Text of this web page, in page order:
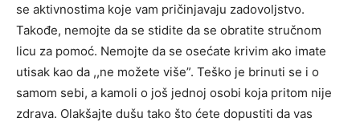
se aktivnostima koje vam pričinjavaju zadovoljstvo.
Takođe, nemojte da se stidite da se obratite stručnom
licu za pomoć. Nemojte da se osećate krivim ako imate
utisak kao da ,,ne možete više”. Teško je brinuti se i o
samom sebi, a kamoli o još jednoj osobi koja pritom nije
zdrava. Olakšajte dušu tako što ćete dopustiti da vas